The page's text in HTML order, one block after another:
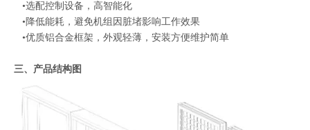
•选配控制设备，高智能化
•降低能耗，避免机组因脏堵影响工作效果
•优质铝合金框架，外观轻薄，安装方便维护简单
三、产品结构图